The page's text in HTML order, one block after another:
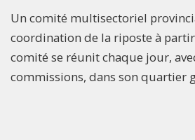
Un comité multisectoriel
coordination de la riposte à partir
comité se réunit chaque jour,
commissions, dans son quartier